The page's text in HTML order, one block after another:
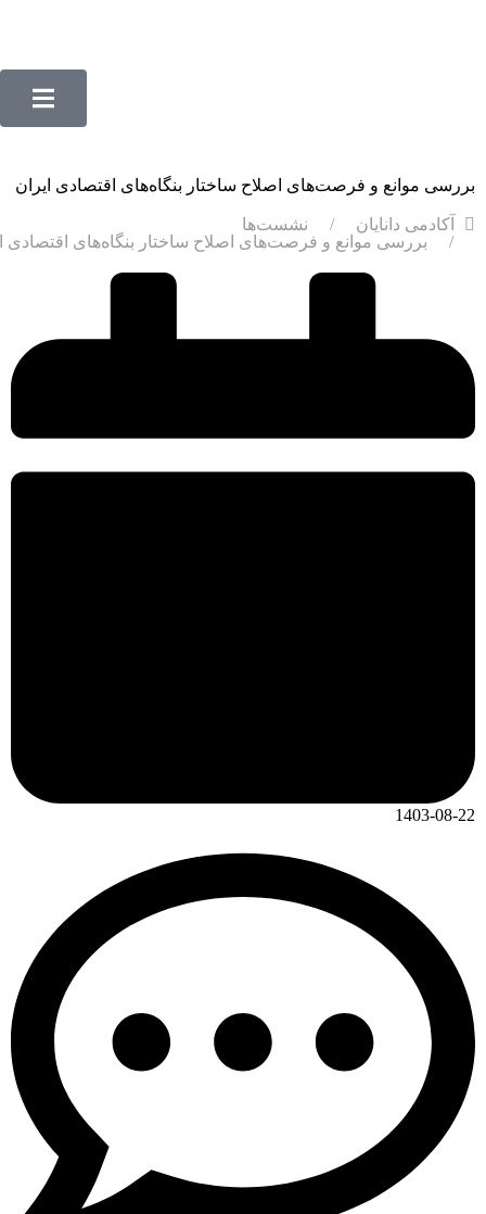
بررسی موانع و فرصت‌های اصلاح ساختار بنگاه‌های اقتصادی ایران
آکادمی دانایان
نشست‌ها
بررسی موانع و فرصت‌های اصلاح ساختار بنگاه‌های اقتصادی
1403-08-22